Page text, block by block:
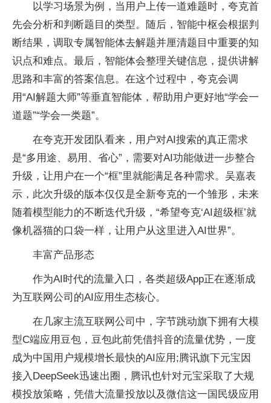
以学习场景为例，当用户上传一道难题时，夸克首
先会分析和判断题目的类型。随后，智能中枢会根据判
断结果，调取专属智能体去解题并厘清题目中重要的知
识点和难点。最后，智能体会整理关键信息，提供讲解
思路和丰富的答案信息。在这个过程中，夸克会调
用“AI解题大师”等垂直智能体，帮助用户更好地“学会一
道题”“学会一类题”。
在夸克开发团队看来，用户对AI搜索的真正需求
是“多用途、易用、省心”，需要对AI功能做进一步整合
升级，让用户在一个“框”里就能满足各种需求。吴嘉表
示，此次升级的版本仅仅是全新夸克的一个雏形，未来
随着模型能力的不断迭代升级，“希望夸克‘AI超级框’就
像机器猫的口袋一样，让用户从这里进入AI世界”。
丰富产品形态
作为AI时代的流量入口，各类超级App正在逐渐成
为互联网公司的AI应用生态核心。
在几家主流互联网公司中，字节跳动旗下拥有大模
型C端应用豆包，豆包此前凭借抖音的流量优势，一度
成为中国用户规模增长最快的AI应用;腾讯旗下元宝因
接入DeepSeek迅速出圈，腾讯也针对元宝采取了大规
模投放策略，凭借大流量投放以及微信这一国民级应用